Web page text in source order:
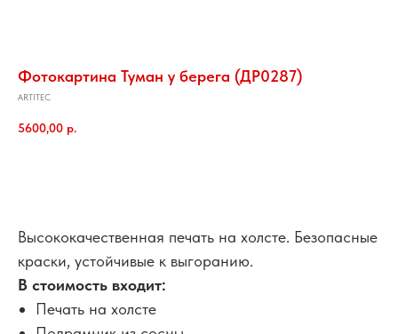
Фотокартина Туман у берега (ДР0287)
ARTITEC
5600,00 р.
Высококачественная печать на холсте. Безопасные
краски, устойчивые к выгоранию.
В стоимость входит:
Печать на холсте